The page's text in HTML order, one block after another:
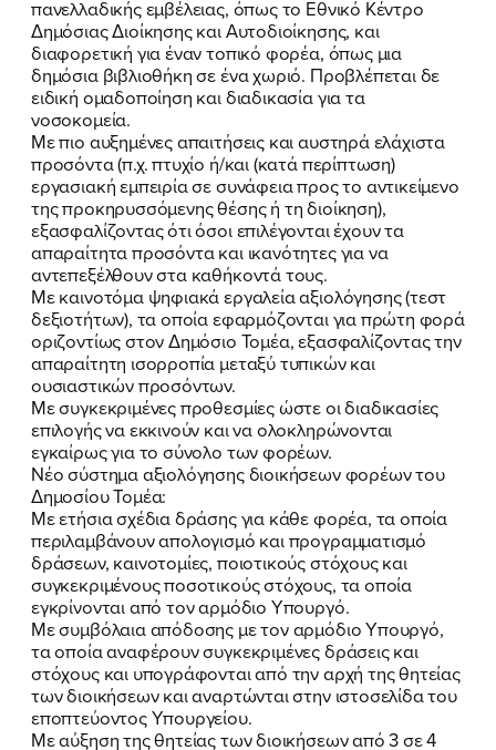
ΠΟΙΑ ΕΙΜΑΙ
πανελλαδικής εμβέλειας, όπως το Εθνικό Κέντρο
Δημόσιας Διοίκησης και Αυτοδιοίκησης, και
διαφορετική για έναν τοπικό φορέα, όπως μια
δημόσια βιβλιοθήκη σε ένα χωριό. Προβλέπεται δε
ειδική ομαδοποίηση και διαδικασία για τα
νοσοκομεία.
Με πιο αυξημένες απαιτήσεις και αυστηρά ελάχιστα
προσόντα (π.χ. πτυχίο ή/και (κατά περίπτωση)
εργασιακή εμπειρία σε συνάφεια προς το αντικείμενο
της προκηρυσσόμενης θέσης ή τη διοίκηση),
εξασφαλίζοντας ότι όσοι επιλέγονται έχουν τα
απαραίτητα προσόντα και ικανότητες για να
αντεπεξέλθουν στα καθήκοντά τους.
Με καινοτόμα ψηφιακά εργαλεία αξιολόγησης (τεστ
δεξιοτήτων), τα οποία εφαρμόζονται για πρώτη φορά
οριζοντίως στον Δημόσιο Τομέα, εξασφαλίζοντας την
απαραίτητη ισορροπία μεταξύ τυπικών και
ουσιαστικών προσόντων.
Με συγκεκριμένες προθεσμίες ώστε οι διαδικασίες
επιλογής να εκκινούν και να ολοκληρώνονται
εγκαίρως για το σύνολο των φορέων.
Νέο σύστημα αξιολόγησης διοικήσεων φορέων του
Δημοσίου Τομέα:
Με ετήσια σχέδια δράσης για κάθε φορέα, τα οποία
περιλαμβάνουν απολογισμό και προγραμματισμό
δράσεων, καινοτομίες, ποιοτικούς στόχους και
συγκεκριμένους ποσοτικούς στόχους, τα οποία
εγκρίνονται από τον αρμόδιο Υπουργό.
Με συμβόλαια απόδοσης με τον αρμόδιο Υπουργό,
τα οποία αναφέρουν συγκεκριμένες δράσεις και
στόχους και υπογράφονται από την αρχή της θητείας
των διοικήσεων και αναρτώνται στην ιστοσελίδα του
εποπτεύοντος Υπουργείου.
Με αύξηση της θητείας των διοικήσεων από 3 σε 4